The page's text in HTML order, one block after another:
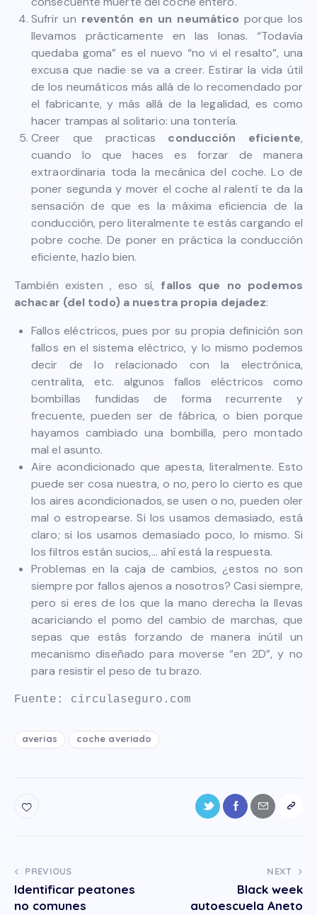
Sufrir un reventón en un neumático porque los
llevamos prácticamente en las lonas. “Todavía
quedaba goma” es el nuevo “no vi el resalto”, una
excusa que nadie se va a creer. Estirar la vida útil
de los neumáticos más allá de lo recomendado por
el fabricante, y más allá de la legalidad, es como
hacer trampas al solitario: una tontería.
Creer que practicas conducción eficiente,
cuando lo que haces es forzar de manera
extraordinaria toda la mecánica del coche. Lo de
poner segunda y mover el coche al ralentí te da la
sensación de que es la máxima eficiencia de la
conducción, pero literalmente te estás cargando el
pobre coche. De poner en práctica la conducción
eficiente, hazlo bien.
También existen , eso sí, fallos que no podemos
achacar (del todo) a nuestra propia dejadez:
Fallos eléctricos, pues por su propia definición son
fallos en el sistema eléctrico, y lo mismo podemos
decir de lo relacionado con la electrónica,
centralita, etc. algunos fallos eléctricos como
bombillas fundidas de forma recurrente y
frecuente, pueden ser de fábrica, o bien porque
hayamos cambiado una bombilla, pero montado
mal el asunto.
Aire acondicionado que apesta, literalmente. Esto
puede ser cosa nuestra, o no, pero lo cierto es que
los aires acondicionados, se usen o no, pueden oler
mal o estropearse. Si los usamos demasiado, está
claro; si los usamos demasiado poco, lo mismo. Si
los filtros están sucios,… ahí está la respuesta.
Problemas en la caja de cambios, ¿estos no son
siempre por fallos ajenos a nosotros? Casi siempre,
pero si eres de los que la mano derecha la llevas
acariciando el pomo del cambio de marchas, que
sepas que estás forzando de manera inútil un
mecanismo diseñado para moverse “en 2D”, y no
para resistir el peso de tu brazo.
Fuente: circulaseguro.com
averias coche averiado
PREVIOUS
Identificar peatones
no comunes
NEXT
Black week
autoescuela Aneto